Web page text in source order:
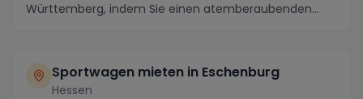
Württemberg, indem Sie einen atemberaubenden
Sportwagen mieten in Eschenburg
Hessen